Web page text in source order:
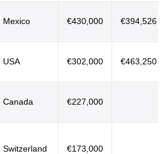
Mexico €430,000 €394,526
USA €302,000 €463,250
Canada €227,000
Switzerland €173,000